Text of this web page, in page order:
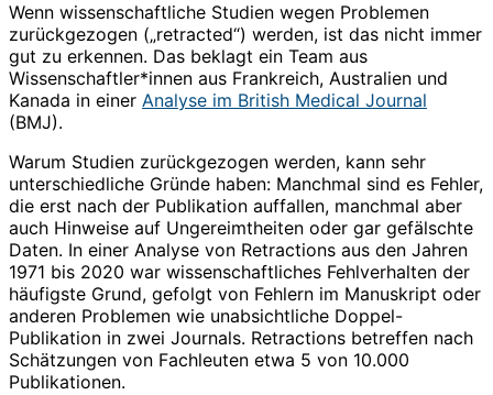
Wenn wissenschaftliche Studien wegen Problemen
zurückgezogen („retracted“) werden, ist das nicht immer
gut zu erkennen. Das beklagt ein Team aus
Wissenschaftler*innen aus Frankreich, Australien und
Kanada in einer Analyse im British Medical Journal
(BMJ).
Warum Studien zurückgezogen werden, kann sehr
unterschiedliche Gründe haben: Manchmal sind es Fehler,
die erst nach der Publikation auffallen, manchmal aber
auch Hinweise auf Ungereimtheiten oder gar gefälschte
Daten. In einer Analyse von Retractions aus den Jahren
1971 bis 2020 war wissenschaftliches Fehlverhalten der
häufigste Grund, gefolgt von Fehlern im Manuskript oder
anderen Problemen wie unabsichtliche Doppel-
Publikation in zwei Journals. Retractions betreffen nach
Schätzungen von Fachleuten etwa 5 von 10.000
Publikationen.